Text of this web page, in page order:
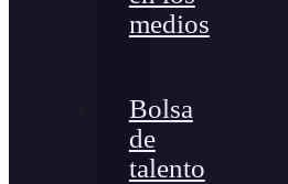
medios
Bolsa
de
talento